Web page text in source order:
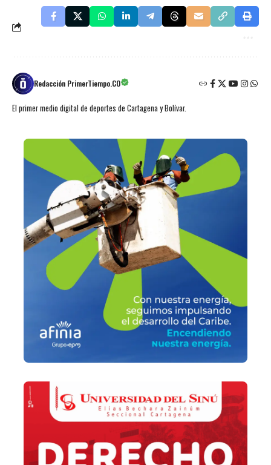
Redacción PrimerTiempo.CO
El primer medio digital de deportes de Cartagena y Bolívar.